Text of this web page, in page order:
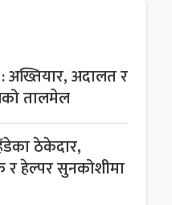
: अख्तियार, अदालत र
तालमेल
ठेकेदार,
हेल्पर सुनकोशीमा